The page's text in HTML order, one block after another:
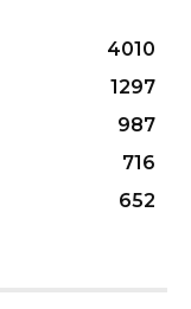
4010
1297
987
716
652